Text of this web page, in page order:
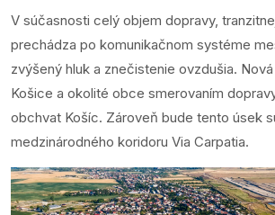
V súčasnosti celý objem dopravy,
prechádza po komunikačnom systéme
zvýšený hluk a znečistenie ovzdušia.
Košice a okolité obce smerovaním
obchvat Košíc. Zároveň bude tento úsek
medzinárodného koridoru Via Carpatia.